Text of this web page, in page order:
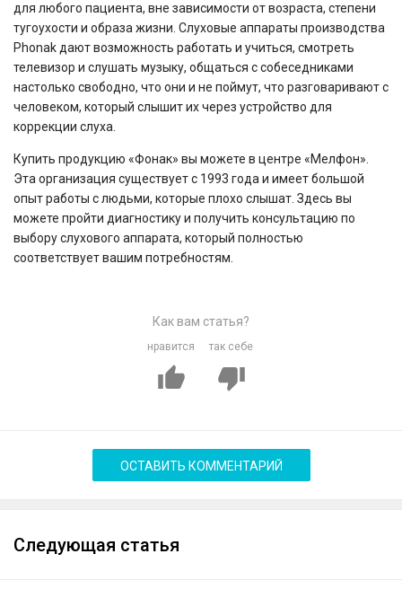
для любого пациента, вне зависимости от возраста, степени
тугоухости и образа жизни. Слуховые аппараты производства
Phonak дают возможность работать и учиться, смотреть
телевизор и слушать музыку, общаться с собеседниками
настолько свободно, что они и не поймут, что разговаривают с
человеком, который слышит их через устройство для
коррекции слуха.
Купить продукцию «Фонак» вы можете в центре «Мелфон».
Эта организация существует с 1993 года и имеет большой
опыт работы с людьми, которые плохо слышат. Здесь вы
можете пройти диагностику и получить консультацию по
выбору слухового аппарата, который полностью
соответствует вашим потребностям.
Как вам статья?
нравится так себе
ОСТАВИТЬ КОММЕНТАРИЙ
Следующая статья